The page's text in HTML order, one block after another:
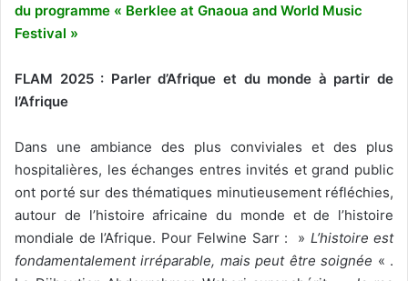
du programme « Berklee at Gnaoua and World Music
Festival »
FLAM 2025 : Parler d’Afrique et du monde à partir de
l’Afrique
Dans une ambiance des plus conviviales et des plus
hospitalières, les échanges entres invités et grand public
ont porté sur des thématiques minutieusement réfléchies,
autour de l’histoire africaine du monde et de l’histoire
mondiale de l’Afrique. Pour Felwine Sarr : » L’histoire est
fondamentalement irréparable, mais peut être soignée « .